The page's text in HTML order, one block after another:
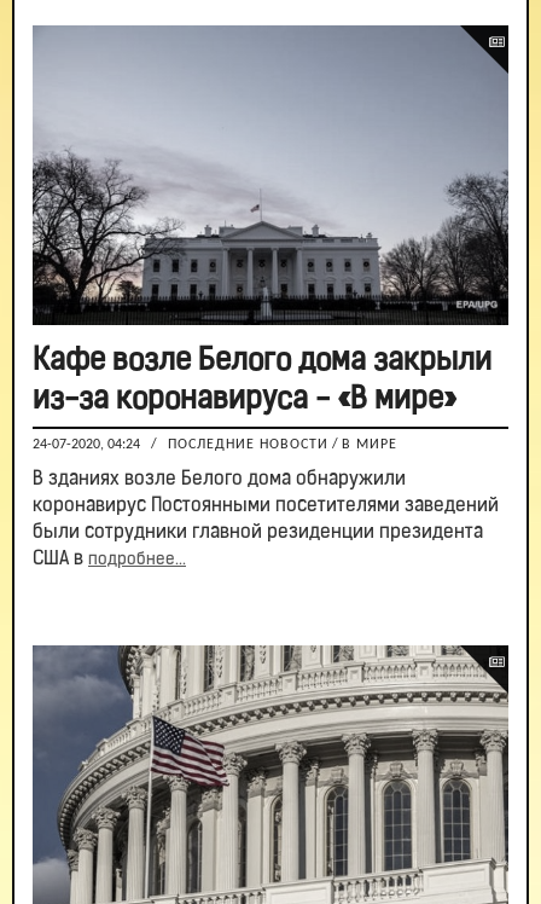
Кафе возле Белого дома закрыли
из-за коронавируса - «В мире»
24-07-2020, 04:24 / ПОСЛЕДНИЕ НОВОСТИ / В МИРЕ
В зданиях возле Белого дома обнаружили
коронавирус Постоянными посетителями заведений
были сотрудники главной резиденции президента
США в подробнее...